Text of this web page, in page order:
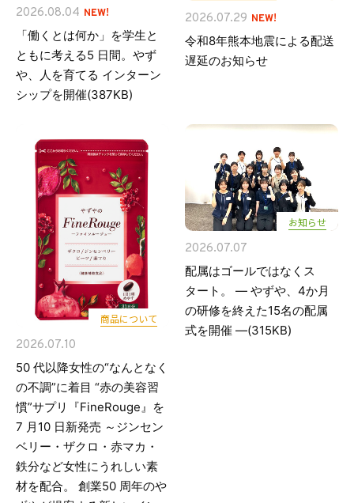
2026.08.04 NEW!
「働くとは何か」を学生と
ともに考える5 日間。やず
や、人を育てる インターン
シップを開催(387KB)
2026.07.29 NEW!
令和8年熊本地震による配送
遅延のお知らせ
商品について
2026.07.10
50 代以降女性の“なんとなく
の不調”に着目 “赤の美容習
慣”サプリ『FineRouge』を
7 月10 日新発売 ～ジンセン
ベリー・ザクロ・赤マカ・
鉄分など女性にうれしい素
材を配合。 創業50 周年のや
お知らせ
2026.07.07
配属はゴールではなくス
タート。 ― やずや、4か月
の研修を終えた15名の配属
式を開催 ―(315KB)